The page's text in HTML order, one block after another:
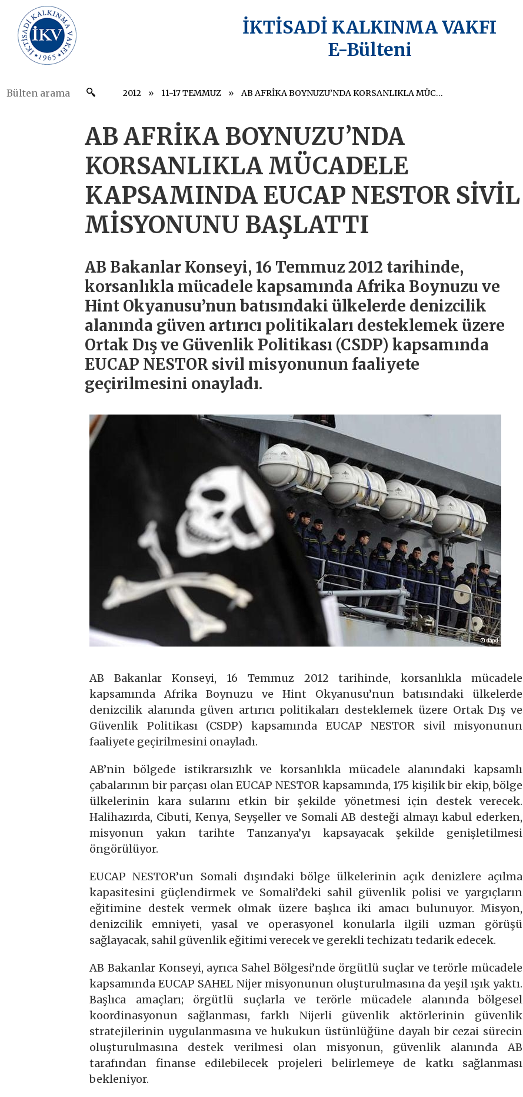
İKTİSADİ KALKINMA VAKFI
E-Bülteni
2012 11-17 TEMMUZ AB AFRİKA BOYNUZU’NDA KORSANLIKLA MÜCADELE KAPSAMINDA EUCAP NESTOR SİVİL MİSYONUNU BAŞLATTI
AB AFRİKA BOYNUZU’NDA
KORSANLIKLA MÜCADELE
KAPSAMINDA EUCAP NESTOR SİVİL
MİSYONUNU BAŞLATTI
AB Bakanlar Konseyi, 16 Temmuz 2012 tarihinde,
korsanlıkla mücadele kapsamında Afrika Boynuzu ve
Hint Okyanusu’nun batısındaki ülkelerde denizcilik
alanında güven artırıcı politikaları desteklemek üzere
Ortak Dış ve Güvenlik Politikası (CSDP) kapsamında
EUCAP NESTOR sivil misyonunun faaliyete
geçirilmesini onayladı.
AB Bakanlar Konseyi, 16 Temmuz 2012 tarihinde, korsanlıkla mücadele
kapsamında Afrika Boynuzu ve Hint Okyanusu’nun batısındaki ülkelerde
denizcilik alanında güven artırıcı politikaları desteklemek üzere Ortak Dış ve
Güvenlik Politikası (CSDP) kapsamında EUCAP NESTOR sivil misyonunun
faaliyete geçirilmesini onayladı.
AB’nin bölgede istikrarsızlık ve korsanlıkla mücadele alanındaki kapsamlı
çabalarının bir parçası olan EUCAP NESTOR kapsamında, 175 kişilik bir ekip, bölge
ülkelerinin kara sularını etkin bir şekilde yönetmesi için destek verecek.
Halihazırda, Cibuti, Kenya, Seyşeller ve Somali AB desteği almayı kabul ederken,
misyonun yakın tarihte Tanzanya’yı kapsayacak şekilde genişletilmesi
öngörülüyor.
EUCAP NESTOR’un Somali dışındaki bölge ülkelerinin açık denizlere açılma
kapasitesini güçlendirmek ve Somali’deki sahil güvenlik polisi ve yargıçların
eğitimine destek vermek olmak üzere başlıca iki amacı bulunuyor. Misyon,
denizcilik emniyeti, yasal ve operasyonel konularla ilgili uzman görüşü
sağlayacak, sahil güvenlik eğitimi verecek ve gerekli techizatı tedarik edecek.
AB Bakanlar Konseyi, ayrıca Sahel Bölgesi’nde örgütlü suçlar ve terörle mücadele
kapsamında EUCAP SAHEL Nijer misyonunun oluşturulmasına da yeşil ışık yaktı.
Başlıca amaçları; örgütlü suçlarla ve terörle mücadele alanında bölgesel
koordinasyonun sağlanması, farklı Nijerli güvenlik aktörlerinin güvenlik
stratejilerinin uygulanmasına ve hukukun üstünlüğüne dayalı bir cezai sürecin
oluşturulmasına destek verilmesi olan misyonun, güvenlik alanında AB
tarafından finanse edilebilecek projeleri belirlemeye de katkı sağlanması
bekleniyor.